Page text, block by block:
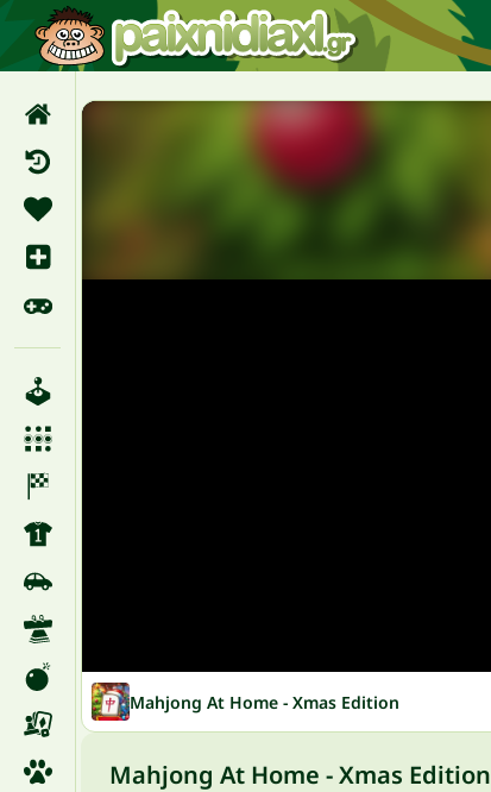
Mahjong At Home - Xmas Edition
Mahjong At Home - Xmas Edition